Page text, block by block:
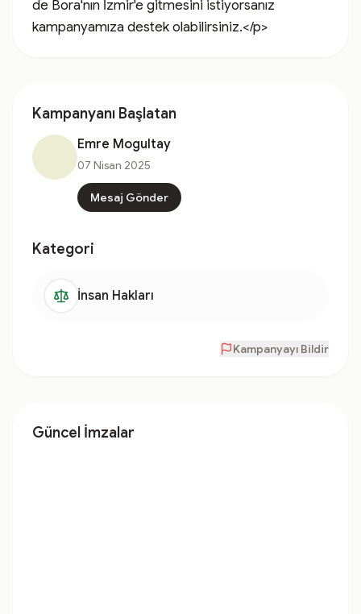
de Bora'nın İzmir'e gitmesini istiyorsanız
kampanyamıza destek olabilirsiniz.</p>
Kampanyanı Başlatan
Emre Mogultay
07 Nisan 2025
Mesaj Gönder
Kategori
İnsan Hakları
Kampanyayı Bildir
Güncel İmzalar